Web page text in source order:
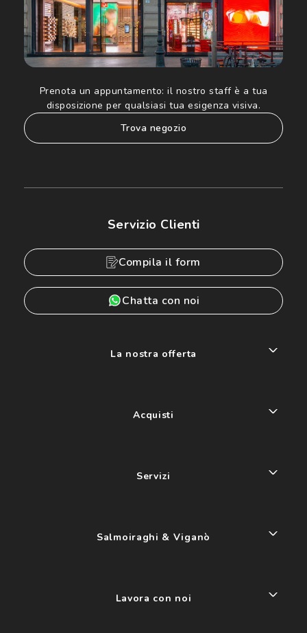
Prenota un appuntamento: il nostro staff è a tua
disposizione per qualsiasi tua esigenza visiva.
trova negozio
Servizio Clienti
Compila il form
Chatta con noi
La nostra offerta
Acquisti
Servizi
Salmoiraghi & Viganò
Lavora con noi